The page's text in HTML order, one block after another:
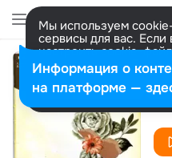
Мы используем
сервисы для вас. Если
настроить cookie-
представитель.
Разрешить все
Информация о
на платформе —